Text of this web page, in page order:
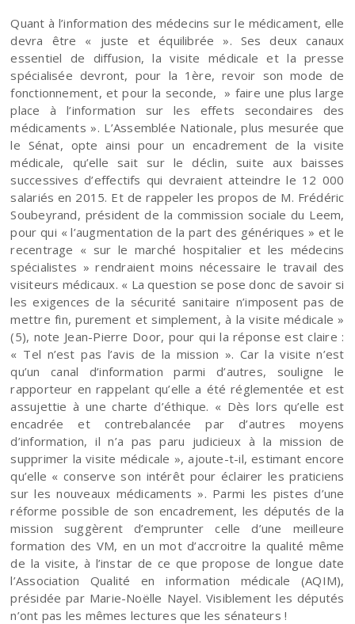
Quant à l’information des médecins sur le médicament, elle
devra être « juste et équilibrée ». Ses deux canaux
essentiel de diffusion, la visite médicale et la presse
spécialisée devront, pour la 1ère, revoir son mode de
fonctionnement, et pour la seconde, » faire une plus large
place à l’information sur les effets secondaires des
médicaments ». L’Assemblée Nationale, plus mesurée que
le Sénat, opte ainsi pour un encadrement de la visite
médicale, qu’elle sait sur le déclin, suite aux baisses
successives d’effectifs qui devraient atteindre le 12 000
salariés en 2015. Et de rappeler les propos de M. Frédéric
Soubeyrand, président de la commission sociale du Leem,
pour qui « l’augmentation de la part des génériques » et le
recentrage « sur le marché hospitalier et les médecins
spécialistes » rendraient moins nécessaire le travail des
visiteurs médicaux. « La question se pose donc de savoir si
les exigences de la sécurité sanitaire n’imposent pas de
mettre fin, purement et simplement, à la visite médicale »
(5), note Jean-Pierre Door, pour qui la réponse est claire :
« Tel n’est pas l’avis de la mission ». Car la visite n’est
qu’un canal d’information parmi d’autres, souligne le
rapporteur en rappelant qu’elle a été réglementée et est
assujettie à une charte d’éthique. « Dès lors qu’elle est
encadrée et contrebalancée par d’autres moyens
d’information, il n’a pas paru judicieux à la mission de
supprimer la visite médicale », ajoute-t-il, estimant encore
qu’elle « conserve son intérêt pour éclairer les praticiens
sur les nouveaux médicaments ». Parmi les pistes d’une
réforme possible de son encadrement, les députés de la
mission suggèrent d’emprunter celle d’une meilleure
formation des VM, en un mot d’accroitre la qualité même
de la visite, à l’instar de ce que propose de longue date
l’Association Qualité en information médicale (AQIM),
présidée par Marie-Noëlle Nayel. Visiblement les députés
n’ont pas les mêmes lectures que les sénateurs !